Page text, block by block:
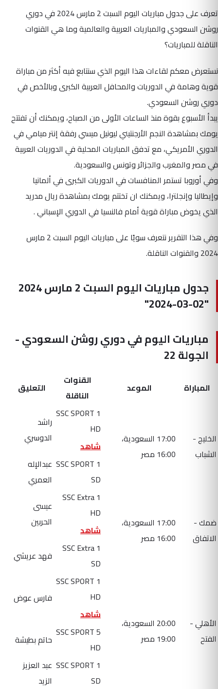
تعرف على جدول مباريات اليوم السبت 2 مارس 2024 في دوري
روشن السعودي والمباريات العربية والعالمية وما هي القنوات
الناقلة للمباريات؟
نستعرض معكم لقاءات هذا اليوم الذي سنتابع فيه أكثر من مباراة
قوية وهامة في الدوريات والمحافل العربية الكبرى وبالأخص في
دوري روشن السعودي.
يبدأ الأسبوع بقوة منذ الساعات الأولى من الصباح، ويمكنك أن تفتتح
يومك بمشاهدة النجم الأرجنتيني ليونيل ميسي رفقة إنتر ميامي في
الدوري الأمريكي، مع تدفق المباريات المحلية في الدوريات العربية
في مصر والمغرب والجزائر وتونس والسعودية.
وفي أوروبا تستمر المنافسات في الدوريات الكبرى في ألمانيا
وإيطاليا وإنجلترا، ويمكنك ان تختتم يومك بمشاهدة ريال مدريد
الذي يخوض مباراة قوية أمام فالنسيا في الدوري الإسباني .
وفي هذا التقرير نتعرف سويًا على مباريات اليوم السبت 2 مارس
2024 والقنوات الناقلة.
جدول مباريات اليوم السبت 2 مارس 2024
"02-03-2024"
مباريات اليوم في دوري روشن السعودي -
الجولة 22
المباراة الموعد
القنوات
الناقلة
التعليق
الخليج -
الشباب
17:00 السعودية،
16:00 مصر
SSC SPORT 1
HD
راشد
الدوسري
شاهد
SSC SPORT 1
SD
عبدالإله
العمري
ضمك -
الاتفاق
17:00 السعودية،
16:00 مصر
SSC Extra 1
HD
عيسى
الحربين
شاهد
SSC Extra 1
SD
فهد عريشي
الأهلي -
الفتح
20:00 السعودية،
19:00 مصر
SSC SPORT 1
HD
فارس عوض
شاهد
SSC SPORT 5
HD
حاتم بطيشة
SSC SPORT 1
SD
عبد العزيز
الزيد